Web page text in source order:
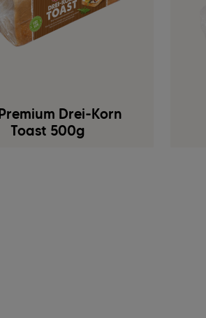
Drei-Korn
Toast 500g